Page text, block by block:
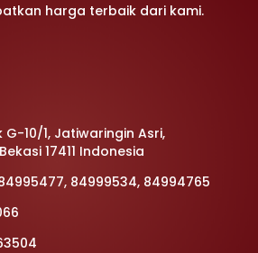
harga terbaik dari kami.
G-10/1, Jatiwaringin Asri,
17411 Indonesia
84999534, 84994765